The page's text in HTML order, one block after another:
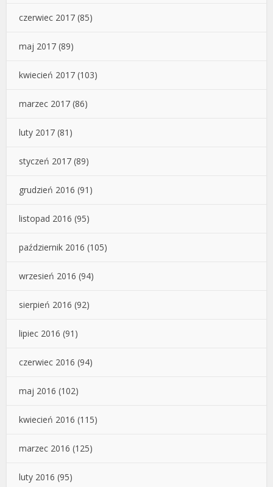
czerwiec 2017 (85)
maj 2017 (89)
kwiecień 2017 (103)
marzec 2017 (86)
luty 2017 (81)
styczeń 2017 (89)
grudzień 2016 (91)
listopad 2016 (95)
październik 2016 (105)
wrzesień 2016 (94)
sierpień 2016 (92)
lipiec 2016 (91)
czerwiec 2016 (94)
maj 2016 (102)
kwiecień 2016 (115)
marzec 2016 (125)
luty 2016 (95)